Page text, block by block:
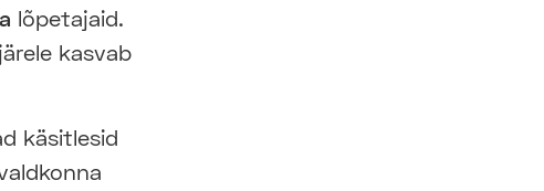
lõpetajaid.
kasvab
käsitlesid